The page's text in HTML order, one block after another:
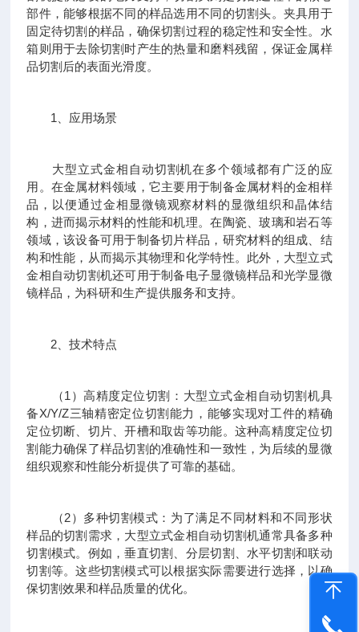
部件，能够根据不同的样品选用不同的切割头。夹具用于
固定待切割的样品，确保切割过程的稳定性和安全性。水
箱则用于去除切割时产生的热量和磨料残留，保证金属样
品切割后的表面光滑度。
1、应用场景
大型立式金相自动切割机在多个领域都有广泛的应
用。在金属材料领域，它主要用于制备金属材料的金相样
品，以便通过金相显微镜观察材料的显微组织和晶体结
构，进而揭示材料的性能和机理。在陶瓷、玻璃和岩石等
领域，该设备可用于制备切片样品，研究材料的组成、结
构和性能，从而揭示其物理和化学特性。此外，大型立式
金相自动切割机还可用于制备电子显微镜样品和光学显微
镜样品，为科研和生产提供服务和支持。
2、技术特点
（1）高精度定位切割：大型立式金相自动切割机具
备X/Y/Z三轴精密定位切割能力，能够实现对工件的精确
定位切断、切片、开槽和取齿等功能。这种高精度定位切
割能力确保了样品切割的准确性和一致性，为后续的显微
组织观察和性能分析提供了可靠的基础。
（2）多种切割模式：为了满足不同材料和不同形状
样品的切割需求，大型立式金相自动切割机通常具备多种
切割模式。例如，垂直切割、分层切割、水平切割和联动
切割等。这些切割模式可以根据实际需要进行选择，以确
保切割效果和样品质量的优化。